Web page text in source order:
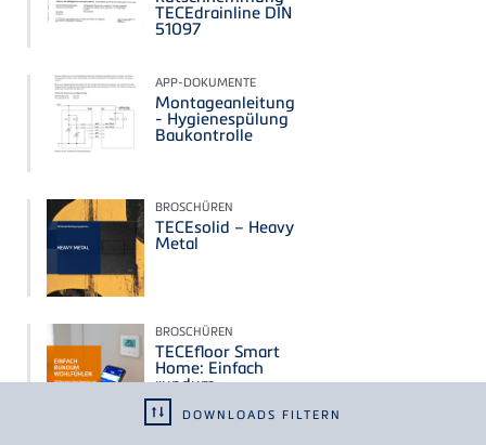
DOWNLOADS FILTERN
TECEdrainline DIN
51097
APP-DOKUMENTE
Montageanleitung
- Hygienespülung
Baukontrolle
BROSCHÜREN
TECEsolid – Heavy
Metal
BROSCHÜREN
TECEfloor Smart
Home: Einfach
rundum
wohlfühlen